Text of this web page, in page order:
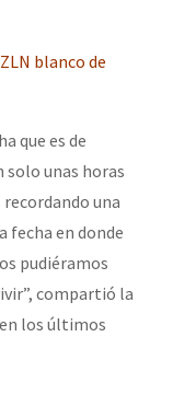
blanco de
que es de
unas horas
una
fecha en donde
pudiéramos
compartió la
los últimos